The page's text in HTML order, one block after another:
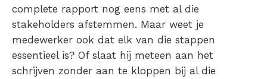
complete rapport nog eens met al die
stakeholders afstemmen. Maar weet je
medewerker ook dat elk van die stappen
essentieel is? Of slaat hij meteen aan het
schrijven zonder aan te kloppen bij al die